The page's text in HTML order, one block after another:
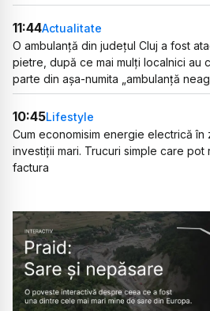
11:44Actualitate
O ambulanță din județul Cluj a fost
pietre, după ce mai mulți localnici au
parte din așa-numita „ambulanță
10:45Lifestyle
Cum economisim energie electrică în
investiții mari. Trucuri simple care pot
factura